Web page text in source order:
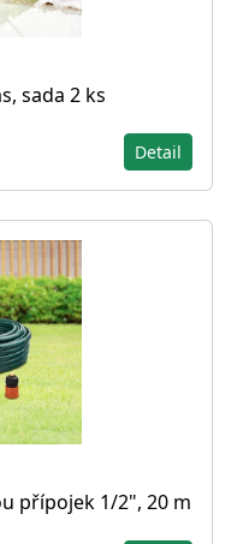
sada 2 ks
Detail
přípojek 1/2", 20 m